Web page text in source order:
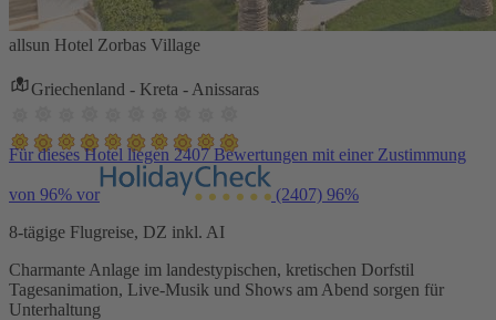
allsun Hotel Zorbas Village
Griechenland - Kreta - Anissaras
Für dieses Hotel liegen 2407 Bewertungen mit einer Zustimmung
von 96% vor (2407) 96%
8-tägige Flugreise, DZ inkl. AI
Charmante Anlage im landestypischen, kretischen Dorfstil
Tagesanimation, Live-Musik und Shows am Abend sorgen für
Unterhaltung